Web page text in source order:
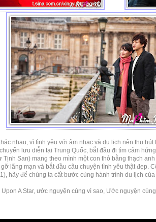
nhau, vì tình yêu với âm nhạc và du lịch nên thu
lưu diễn tại Trung Quốc, bắt đầu đi tìm cảm
Tịnh San) mang theo mình một con thỏ bằng thạch
lãng mạn và bắt đầu câu chuyện tình yêu thật đẹp.
hãy để chúng ta cất bước cùng hành trình du lịch
A Star, ước nguyện cùng vì sao, Ước nguyện